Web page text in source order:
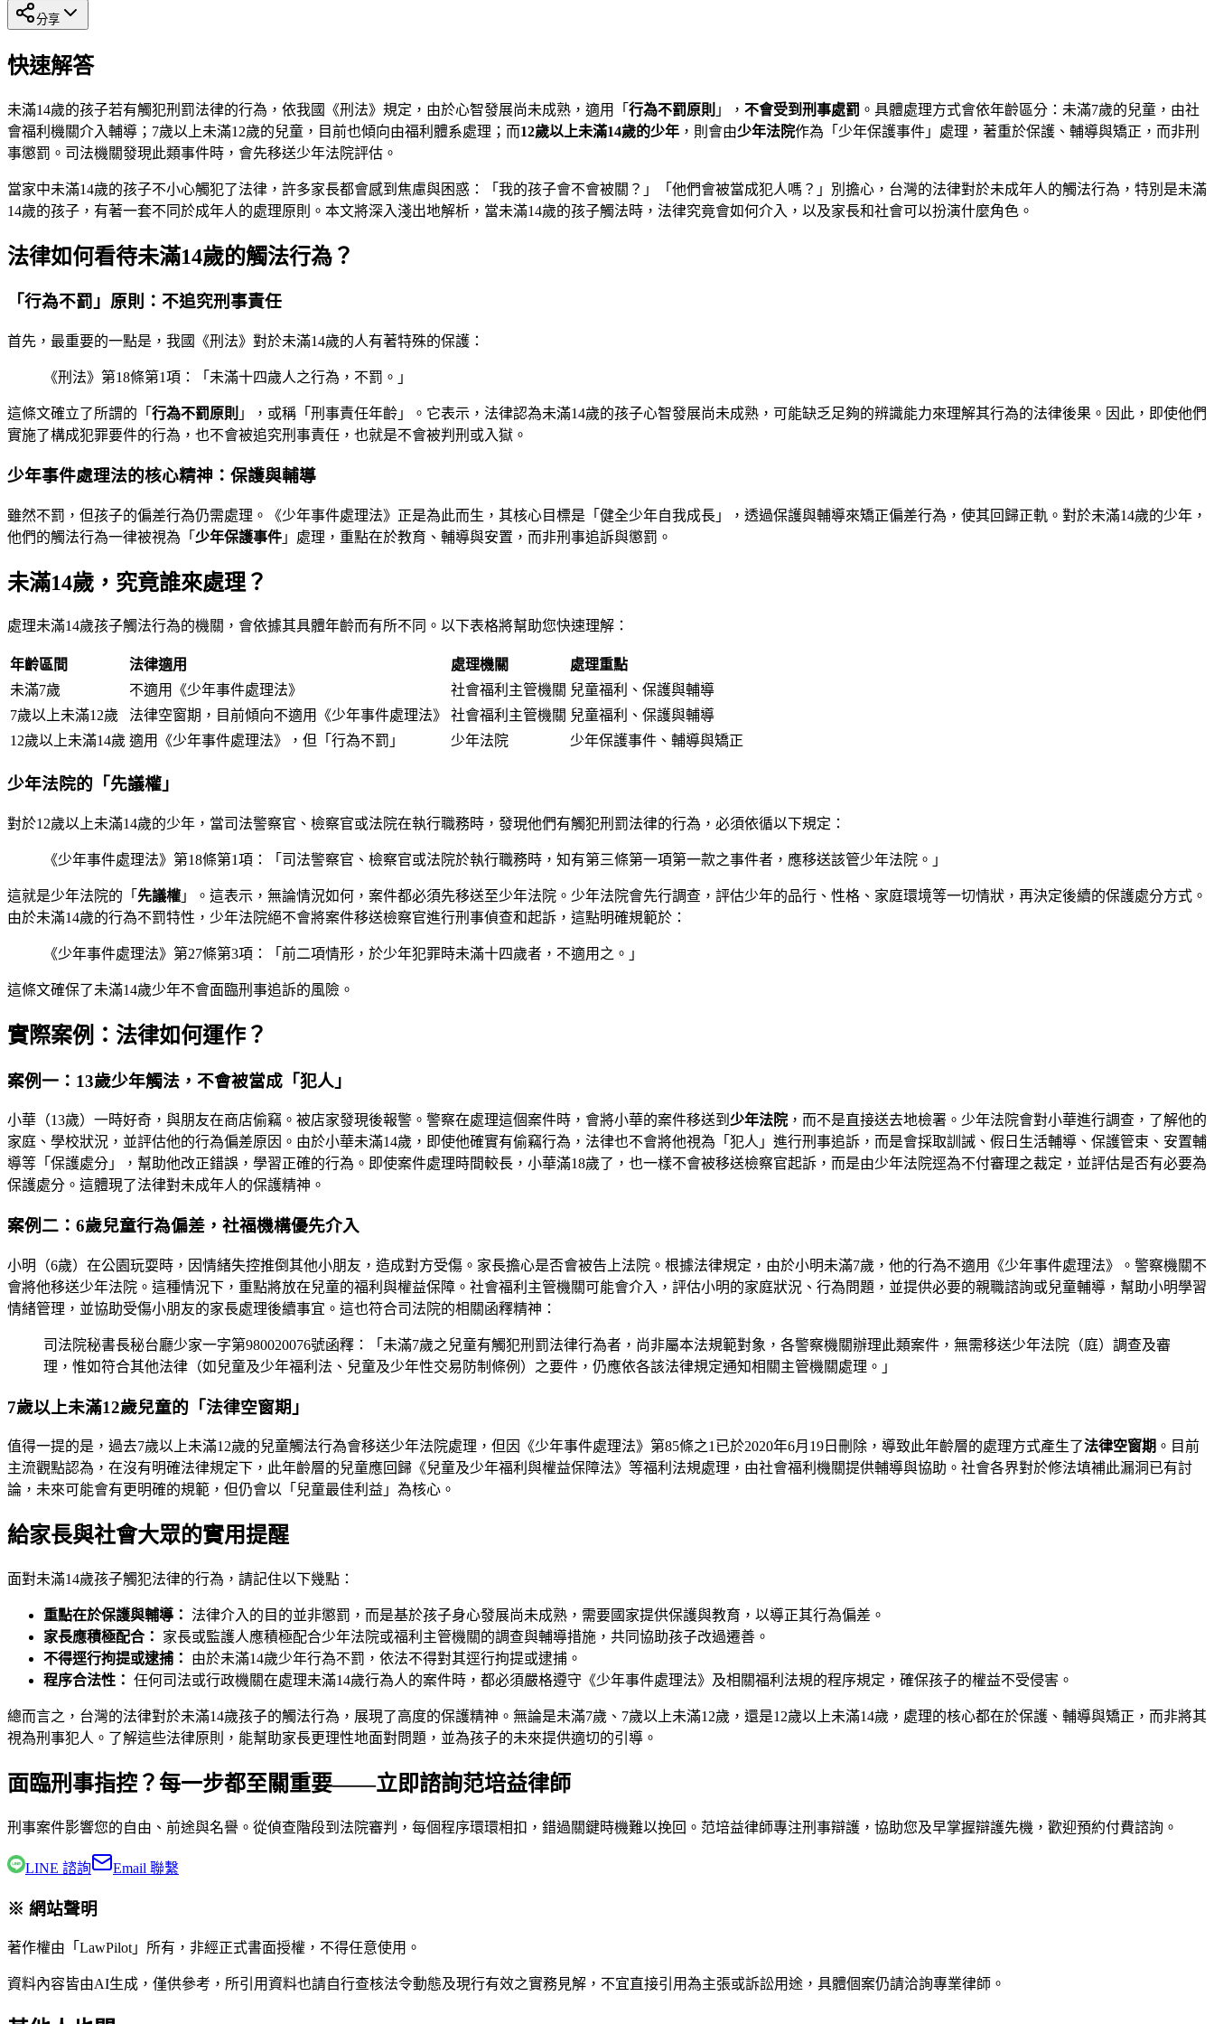
分享
快速解答
未滿14歲的孩子若有觸犯刑罰法律的行為，依我國《刑法》規定，由於心智發展尚未成熟，適用「 行為不罰原則 」， 不會受到刑事處罰 。具體處理方式會依年齡區分：未滿7歲的兒童，由社
會福利機關介入輔導；7歲以上未滿12歲的兒童，目前也傾向由福利體系處理；而12歲以上未滿14歲的少年 ，則會由少年法院作為「少年保護事件」處理，著重於保護、輔導與矯正，而非刑
事懲罰。司法機關發現此類事件時，會先移送少年法院評估。
當家中未滿14歲的孩子不小心觸犯了法律，許多家長都會感到焦慮與困惑：「我的孩子會不會被關？」「他們會被當成犯人嗎？」別擔心，台灣的法律對於未成年人的觸法行為，特別是未滿
14歲的孩子，有著一套不同於成年人的處理原則。本文將深入淺出地解析，當未滿14歲的孩子觸法時，法律究竟會如何介入，以及家長和社會可以扮演什麼角色。
法律如何看待未滿14歲的觸法行為？
「行為不罰」原則：不追究刑事責任
首先，最重要的一點是，我國《刑法》對於未滿14歲的人有著特殊的保護：
《刑法》第18條第1項：「未滿十四歲人之行為，不罰。」
這條文確立了所謂的「 行為不罰原則 」，或稱「刑事責任年齡」。它表示，法律認為未滿14歲的孩子心智發展尚未成熟，可能缺乏足夠的辨識能力來理解其行為的法律後果。因此，即使他們
實施了構成犯罪要件的行為，也不會被追究刑事責任，也就是不會被判刑或入獄。
少年事件處理法的核心精神：保護與輔導
雖然不罰，但孩子的偏差行為仍需處理。《少年事件處理法》正是為此而生，其核心目標是「健全少年自我成長」，透過保護與輔導來矯正偏差行為，使其回歸正軌。對於未滿14歲的少年，
他們的觸法行為一律被視為「 少年保護事件 」處理，重點在於教育、輔導與安置，而非刑事追訴與懲罰。
未滿14歲，究竟誰來處理？
處理未滿14歲孩子觸法行為的機關，會依據其具體年齡而有所不同。以下表格將幫助您快速理解：
年齡區間 法律適用 處理機關
處理重點
未滿7歲
不適用《少年事件處理法》 社會福利主管機關 兒童福利、保護與輔導
7歲以上未滿12歲
法律空窗期，目前傾向不適用《少年事件處理法》 社會福利主管機關 兒童福利、保護與輔導
12歲以上未滿14歲 適用《少年事件處理法》，但「行為不罰」 少年法院 少年保護事件、輔導與矯正
少年法院的「先議權」
對於12歲以上未滿14歲的少年，當司法警察官、檢察官或法院在執行職務時，發現他們有觸犯刑罰法律的行為，必須依循以下規定：
《少年事件處理法》第18條第1項：「司法警察官、檢察官或法院於執行職務時，知有第三條第一項第一款之事件者，應移送該管少年法院。」
這就是少年法院的「 先議權 」。這表示，無論情況如何，案件都必須先移送至少年法院。少年法院會先行調查，評估少年的品行、性格、家庭環境等一切情狀，再決定後續的保護處分方式。
由於未滿14歲的行為不罰特性，少年法院絕不會將案件移送檢察官進行刑事偵查和起訴，這點明確規範於：
《少年事件處理法》第27條第3項：「前二項情形，於少年犯罪時未滿十四歲者，不適用之。」
這條文確保了未滿14歲少年不會面臨刑事追訴的風險。
實際案例：法律如何運作？
案例一：13歲少年觸法，不會被當成「犯人」
小華（13歲）一時好奇，與朋友在商店偷竊。被店家發現後報警。警察在處理這個案件時，會將小華的案件移送到 少年法院 ，而不是直接送去地檢署。少年法院會對小華進行調查，了解他的
家庭、學校狀況，並評估他的行為偏差原因。由於小華未滿14歲，即使他確實有偷竊行為，法律也不會將他視為「犯人」進行刑事追訴，而是會採取訓誡、假日生活輔導、保護管束、安置輔
導等「保護處分」，幫助他改正錯誤，學習正確的行為。即使案件處理時間較長，小華滿18歲了，也一樣不會被移送檢察官起訴，而是由少年法院逕為不付審理之裁定，並評估是否有必要為
保護處分。這體現了法律對未成年人的保護精神。
案例二：6歲兒童行為偏差，社福機構優先介入
小明（6歲）在公園玩耍時，因情緒失控推倒其他小朋友，造成對方受傷。家長擔心是否會被告上法院。根據法律規定，由於小明未滿7歲，他的行為不適用《少年事件處理法》。警察機關不
會將他移送少年法院。這種情況下，重點將放在兒童的福利與權益保障。社會福利主管機關可能會介入，評估小明的家庭狀況、行為問題，並提供必要的親職諮詢或兒童輔導，幫助小明學習
情緒管理，並協助受傷小朋友的家長處理後續事宜。這也符合司法院的相關函釋精神：
司法院秘書長秘台廳少家一字第980020076號函釋：「未滿7歲之兒童有觸犯刑罰法律行為者，尚非屬本法規範對象，各警察機關辦理此類案件，無需移送少年法院（庭）調查及審
理，惟如符合其他法律（如兒童及少年福利法、兒童及少年性交易防制條例）之要件，仍應依各該法律規定通知相關主管機關處理。」
7歲以上未滿12歲兒童的「法律空窗期」
值得一提的是，過去7歲以上未滿12歲的兒童觸法行為會移送少年法院處理，但因《少年事件處理法》第85條之1已於2020年6月19日刪除，導致此年齡層的處理方式產生了法律空窗期 。目前
主流觀點認為，在沒有明確法律規定下，此年齡層的兒童應回歸《兒童及少年福利與權益保障法》等福利法規處理，由社會福利機關提供輔導與協助。社會各界對於修法填補此漏洞已有討
論，未來可能會有更明確的規範，但仍會以「兒童最佳利益」為核心。
給家長與社會大眾的實用提醒
面對未滿14歲孩子觸犯法律的行為，請記住以下幾點：
重點在於保護與輔導： 法律介入的目的並非懲罰，而是基於孩子身心發展尚未成熟，需要國家提供保護與教育，以導正其行為偏差。
家長應積極配合：
家長或監護人應積極配合少年法院或福利主管機關的調查與輔導措施，共同協助孩子改過遷善。
不得逕行拘提或逮捕：
由於未滿14歲少年行為不罰，依法不得對其逕行拘提或逮捕。
程序合法性： 任何司法或行政機關在處理未滿14歲行為人的案件時，都必須嚴格遵守《少年事件處理法》及相關福利法規的程序規定，確保孩子的權益不受侵害。
總而言之，台灣的法律對於未滿14歲孩子的觸法行為，展現了高度的保護精神。無論是未滿7歲、7歲以上未滿12歲，還是12歲以上未滿14歲，處理的核心都在於保護、輔導與矯正，而非將其
視為刑事犯人。了解這些法律原則，能幫助家長更理性地面對問題，並為孩子的未來提供適切的引導。
面臨刑事指控？每一步都至關重要——立即諮詢范培益律師
刑事案件影響您的自由、前途與名譽。從偵查階段到法院審判，每個程序環環相扣，錯過關鍵時機難以挽回。 范培益律師專注刑事辯護，協助您及早掌握辯護先機，歡迎預約付費諮詢。
LINE 諮詢 Email 聯繫
※ 網站聲明
著作權由「LawPilot」所有，非經正式書面授權，不得任意使用。
資料內容皆由AI生成，僅供參考，所引用資料也請自行查核法令動態及現行有效之實務見解，不宜直接引用為主張或訴訟用途，具體個案仍請洽詢專業律師。